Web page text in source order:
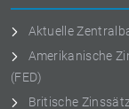
Aktuelle
Amerikanische
(FED)
Britische